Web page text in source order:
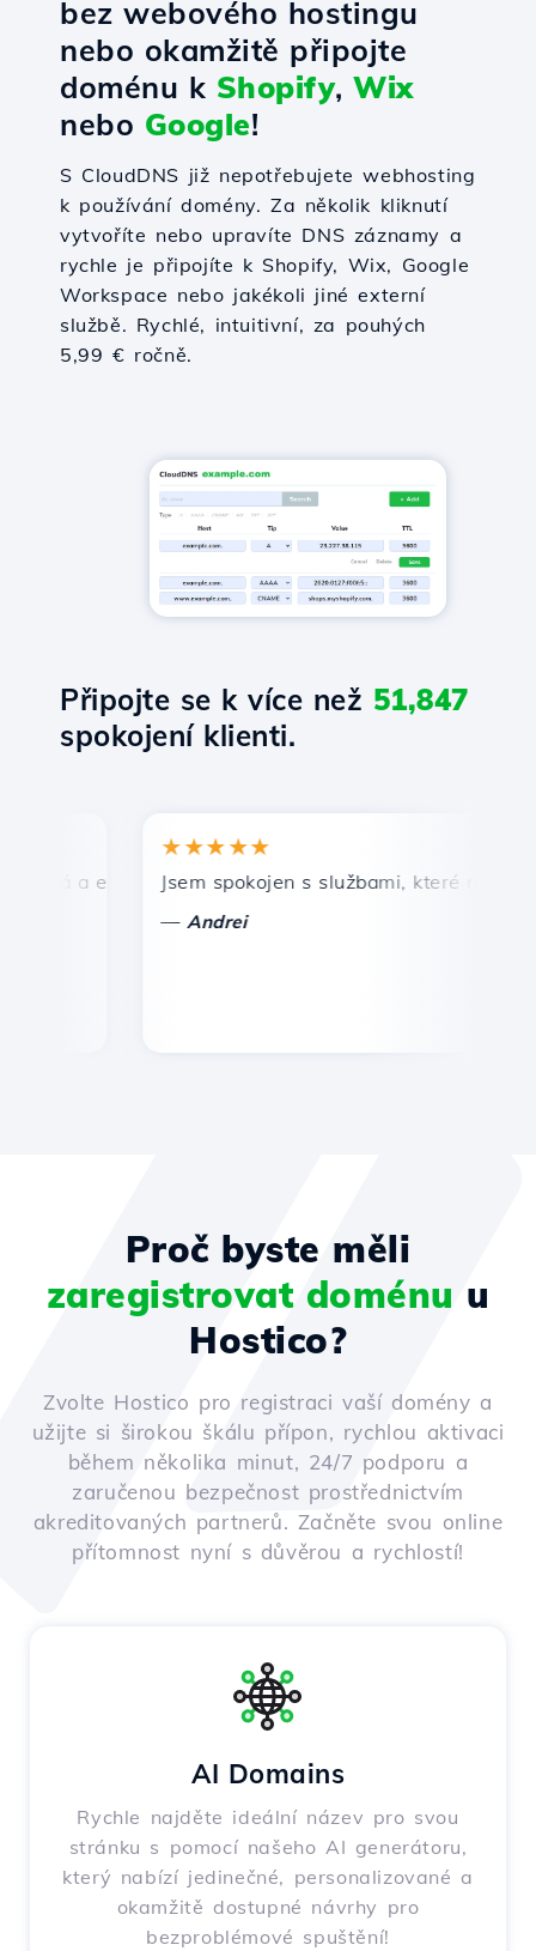
bez webového hostingu
nebo okamžitě připojte
doménu k Shopify, Wix
nebo Google!
S CloudDNS již nepotřebujete webhosting
k používání domény. Za několik kliknutí
vytvoříte nebo upravíte DNS záznamy a
rychle je připojíte k Shopify, Wix, Google
Workspace nebo jakékoli jiné externí
službě. Rychlé, intuitivní, za pouhých
5,99 € ročně.
Připojte se k více než 51,847
spokojení klienti.
a efektivní technická podpora.
★★★★★
Jsem spokojen s službami, které nabízí
Andrei
Proč byste měli
zaregistrovat doménu u
Hostico?
Zvolte Hostico pro registraci vaší domény a
užijte si širokou škálu přípon, rychlou aktivaci
během několika minut, 24/7 podporu a
zaručenou bezpečnost prostřednictvím
akreditovaných partnerů. Začněte svou online
přítomnost nyní s důvěrou a rychlostí!
AI Domains
Rychle najděte ideální název pro svou
stránku s pomocí našeho AI generátoru,
který nabízí jedinečné, personalizované a
okamžitě dostupné návrhy pro
bezproblémové spuštění!